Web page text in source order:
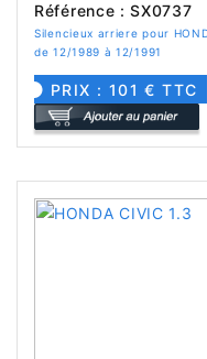
Référence : SX0737
Silencieux arriere pour
de 12/1989 à 12/1991
PRIX : 101 € TTC